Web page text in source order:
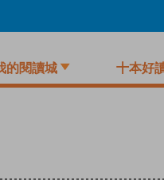
的閱讀城 十本好